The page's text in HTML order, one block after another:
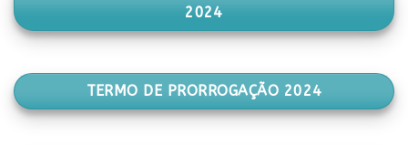
2024
TERMO DE PRORROGAÇÃO 2024